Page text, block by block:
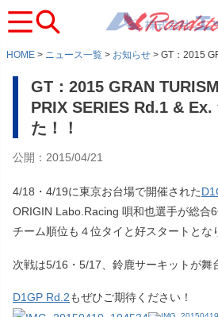
HOME ニュース一覧 お知らせ GT：2015
GT：2015 GRAN
PRIX SERIES Rd.1 & Ex.
た！！
公開：2015/04/21
4/18・4/19に東京お台場で開催された
ORIGIN Labo.Racing 唄和也選手が総合6
チーム順位も４位タイと好スタートとな
次戦は5/16・5/17、鈴鹿サーキットが舞
D1GP Rd.2もぜひご期待ください！